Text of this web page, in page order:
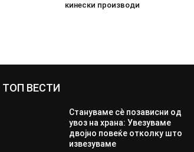
кинески производи
ТОП ВЕСТИ
Стануваме сè позависни од
увоз на храна: Увезуваме
двојно повеќе отколку што
извезуваме